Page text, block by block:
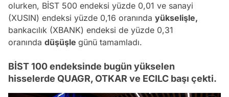
olurken, BİST 500 endeksi yüzde 0,01 ve sanayi
(XUSIN) endeksi yüzde 0,16 oranında yükselişle,
bankacılık (XBANK) endeksi de yüzde 0,31
oranında düşüşle günü tamamladı.
BİST 100 endeksinde bugün yükselen
hisselerde QUAGR, OTKAR ve ECILC başı çekti.